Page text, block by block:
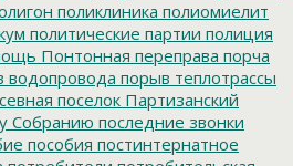
поликлиника полиомиелит
политические партии полиция
Понтонная переправа порча
водопровода порыв теплотрассы
поселок Партизанский
Собранию последние звонки
пособия постинтернатное